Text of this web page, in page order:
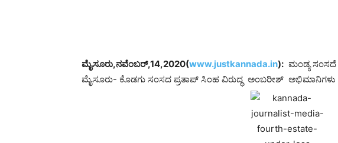
ಮೈಸೂರು,ನವೆಂಬರ್,14,2020(www.justkannada.in): ಮಂಡ್ಯ ಸಂಸದೆ
ಮೈಸೂರು- ಕೊಡಗು ಸಂಸದ ಪ್ರತಾಪ್ ಸಿಂಹ ವಿರುದ್ಧ ಅಂಬರೀಶ್ ಅಭಿಮಾನಿಗಳು